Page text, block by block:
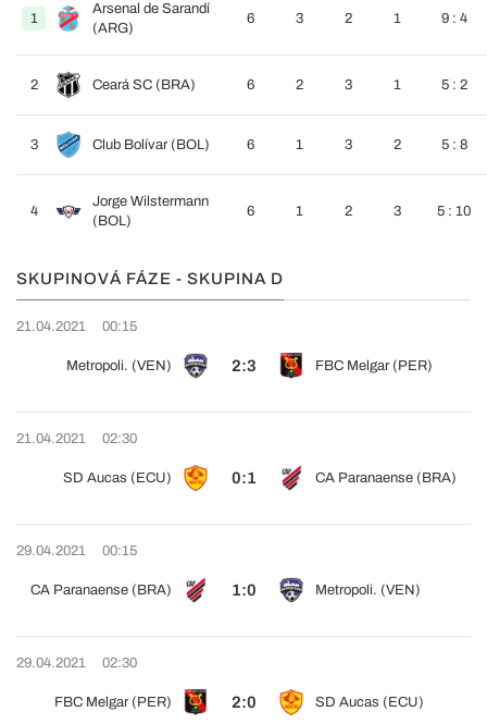
1
Arsenal de Sarandí
(ARG)
6 3 2 1 9 : 4
2 Ceará SC (BRA) 6 2 3 1 5 : 2
3 Club Bolívar (BOL) 6 1 3 2 5 : 8
4
Jorge Wilstermann
(BOL)
6 1 2 3 5 : 10
SKUPINOVÁ FÁZE - SKUPINA D
21.04.2021 00:15
Metropoli. (VEN) 2:3 FBC Melgar (PER)
21.04.2021 02:30
SD Aucas (ECU) 0:1 CA Paranaense (BRA)
29.04.2021 00:15
CA Paranaense (BRA) 1:0 Metropoli. (VEN)
29.04.2021 02:30
FBC Melgar (PER) 2:0 SD Aucas (ECU)